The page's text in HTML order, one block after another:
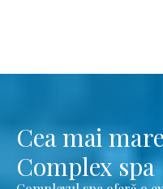
Cea mai
Complex spa